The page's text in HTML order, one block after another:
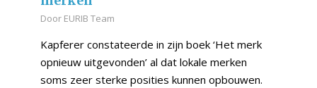
Door EURIB Team
Kapferer constateerde in zijn boek ‘Het merk
opnieuw uitgevonden’ al dat lokale merken
soms zeer sterke posities kunnen opbouwen.